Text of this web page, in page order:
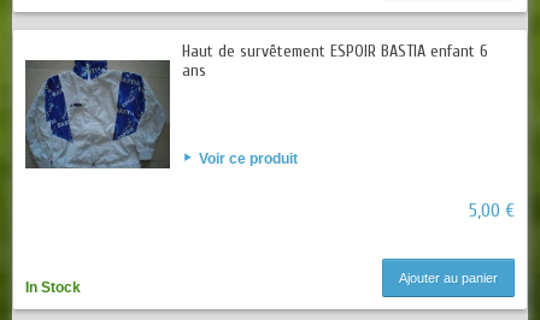
Haut de survêtement ESPOIR BASTIA enfant 6
ans
Voir ce produit
5,00 €
In Stock
Ajouter au panier